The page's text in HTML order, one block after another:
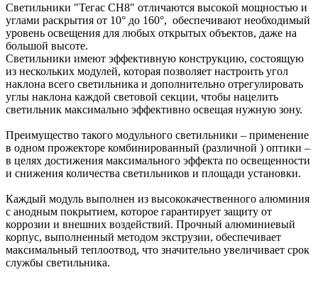
Светильники "Тегас СН8" отличаются высокой мощностью и
углами раскрытия от 10° до 160°, обеспечивают необходимый
уровень освещения для любых открытых объектов, даже на
большой высоте.
Светильники имеют эффективную конструкцию, состоящую
из нескольких модулей, которая позволяет настроить угол
наклона всего светильника и дополнительно отрегулировать
углы наклона каждой световой секции, чтобы нацелить
светильник максимально эффективно освещая нужную зону.
Преимущество такого модульного светильники – применение
в одном прожекторе комбинированный (различной ) оптики –
в целях достижения максимального эффекта по освещенности
и снижения количества светильников и площади установки.
Каждый модуль выполнен из высококачественного алюминия
с анодным покрытием, которое гарантирует защиту от
коррозии и внешних воздействий. Прочный алюминиевый
корпус, выполненный методом экструзии, обеспечивает
максимальный теплоотвод, что значительно увеличивает срок
службы светильника.